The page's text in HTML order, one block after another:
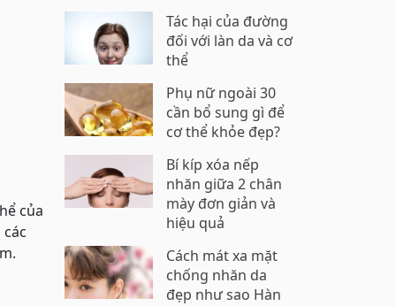
của
Tác hại của đường
đối với làn da và cơ
thể
Phụ nữ ngoài 30
cần bổ sung gì để
cơ thể khỏe đẹp?
Bí kíp xóa nếp
nhăn giữa 2 chân
mày đơn giản và
hiệu quả
Cách mát xa mặt
chống nhăn da
đẹp như sao Hàn